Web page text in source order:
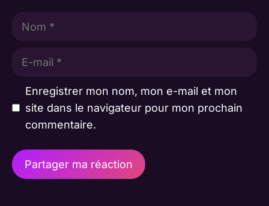
Enregistrer mon nom, mon e-mail et mon
site dans le navigateur pour mon prochain
commentaire.